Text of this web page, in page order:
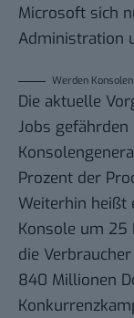
Microsoft sich
Administration
Werden
Die aktuelle
Jobs gefährden
Prozent der
Weiterhin heißt
Konsole um 25
die
840 Millionen